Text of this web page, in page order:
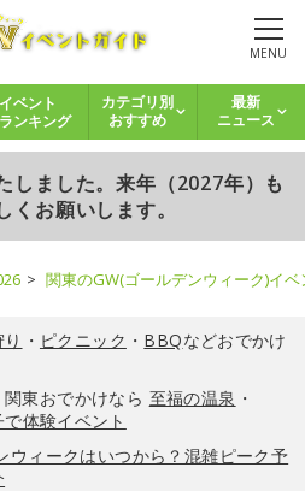
MENU
イベント
ランキング
カテゴリ別
おすすめ
最新
ニュース
しました。来年（2027年）も
くお願いします。
関東のGW(ゴールデンウィーク)イ
・ ピクニック ・ BBQなどおでかけ
東おでかけなら 至福の温泉 ・
体験イベント
ウィークはいつから？混雑ピーク予